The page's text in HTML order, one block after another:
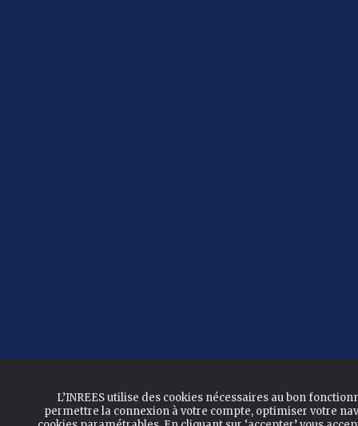
L’INREES utilise des cookies nécessaires au bon
permettre la connexion à votre compte, optimiser votre